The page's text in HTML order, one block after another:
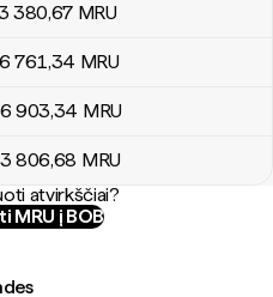
380,67 MRU
6 761,34 MRU
903,34 MRU
806,68 MRU
atvirkščiai?
MRU į BOB